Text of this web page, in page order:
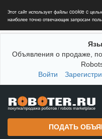
Этот сайт использует файлы cookie c
наиболее точно отвечающих запросам
Объявления о продаже,
Войти
ПОДАТЬ